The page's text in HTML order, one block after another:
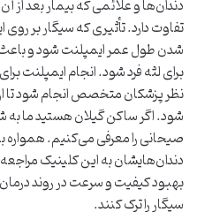
دندان‌ها و علائمی که بیمار بعد از
تفاوت دارد. تأثیری که سیگار بر
شدن طول عمر ایمپلنت شود و
برای لثه فرد شود. انجام ایمپلنت
نظر پزشکان متخصص انجام شود تا
شود. اگر ساکن گیلان هستید ما به
صیحانی را معرفی می‌کنیم. همواره
دندان‌هایشان به این کلینیک
بهبود کیفیت و سرعت در روند
سیگار را ترک کنند.